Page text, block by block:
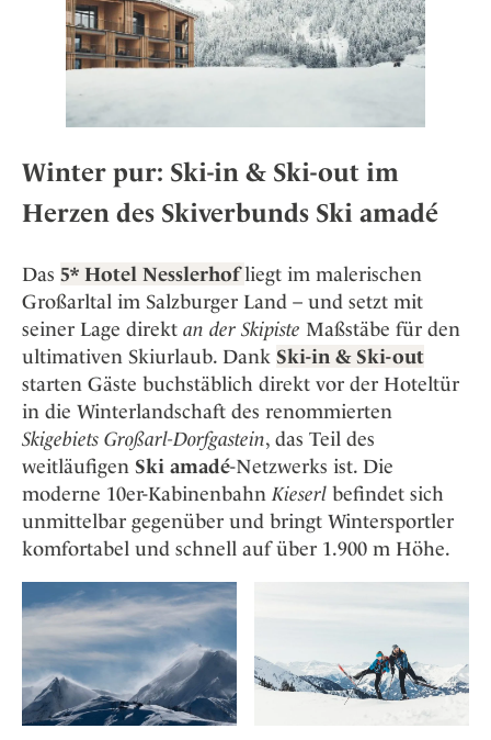
Mexico
Niederlande
Österreich
Portugal
Schweden
Schweiz
Persönlichkeiten
Our Story
Career
Kontakt
Impressum
Winter pur: Ski-in & Ski-out im
Herzen des Skiverbunds Ski amadé
Das 5* Hotel Nesslerhof liegt im malerischen
Großarltal im Salzburger Land – und setzt mit
seiner Lage direkt an der Skipiste Maßstäbe für den
ultimativen Skiurlaub. Dank Ski-in & Ski-out
starten Gäste buchstäblich direkt vor der Hoteltür
in die Winterlandschaft des renommierten
Skigebiets Großarl-Dorfgastein, das Teil des
weitläufigen Ski amadé-Netzwerks ist. Die
moderne 10er-Kabinenbahn Kieserl befindet sich
unmittelbar gegenüber und bringt Wintersportler
komfortabel und schnell auf über 1.900 m Höhe.